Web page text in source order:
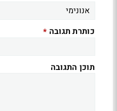
כותרת תגובה *
תוכן התגובה